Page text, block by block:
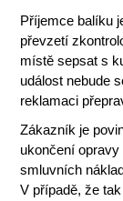
Příjemce balíku
převzetí
místě sepsat s
událost nebude
reklamaci
Zákazník je
ukončení
smluvních
V případě, že